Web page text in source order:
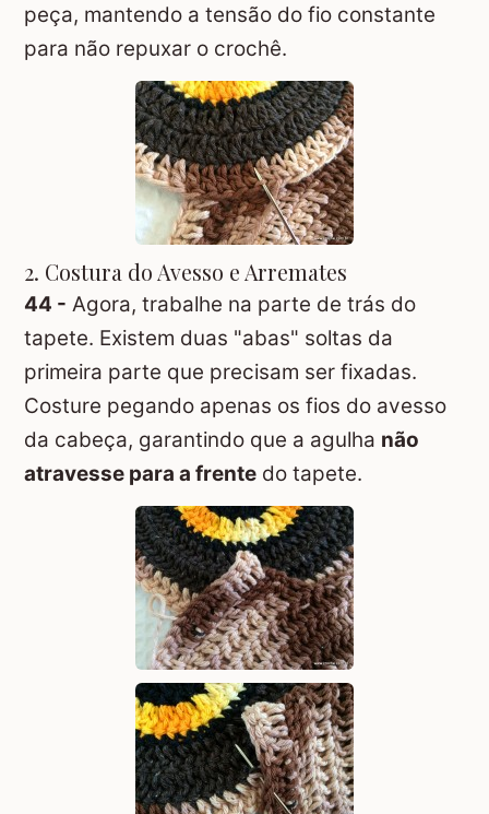
peça, mantendo a tensão do fio constante
para não repuxar o crochê.
2. Costura do Avesso e Arremates
44 - Agora, trabalhe na parte de trás do
tapete. Existem duas "abas" soltas da
primeira parte que precisam ser fixadas.
Costure pegando apenas os fios do avesso
da cabeça, garantindo que a agulha não
atravesse para a frente do tapete.